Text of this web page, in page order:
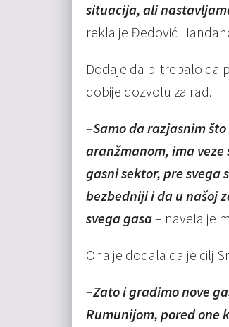
situacija, ali
rekla je Đedović
Dodaje da bi trebalo da
dobije dozvolu za rad.
–Samo da razjasnim
aranžmanom, ima
gasni sektor, pre svega
bezbedniji i da u našoj
svega gasa– navela je
Ona je dodala da je cilj
–Zato i gradimo nove
Rumunijom, pored one